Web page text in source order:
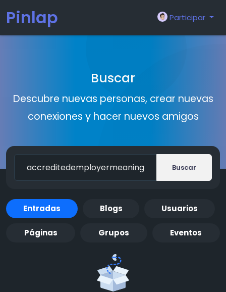
Pinlap Participar
Buscar
Descubre nuevas personas, crear nuevas
conexiones y hacer nuevos amigos
Buscar
Entradas Blogs Usuarios
Páginas Grupos Eventos